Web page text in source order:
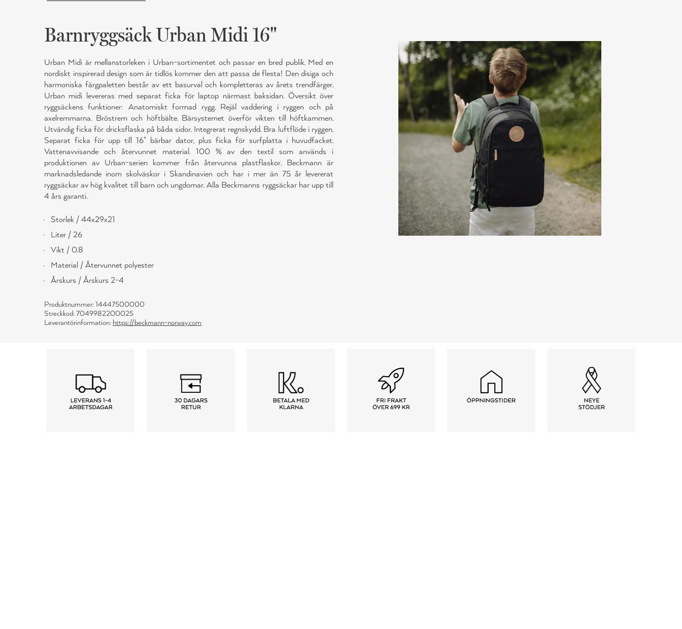
Barnryggsäck Urban Midi 16"
Urban Midi är mellanstorleken i Urban-sortimentet och passar en bred publik. Med en
nordiskt inspirerad design som är tidlös kommer den att passa de flesta! Den disiga och
harmoniska färgpaletten består av ett basurval och kompletteras av årets trendfärger.
Urban midi levereras med separat ficka för laptop närmast baksidan. Översikt över
ryggsäckens funktioner: Anatomiskt formad rygg. Rejäl vaddering i ryggen och på
axelremmarna. Bröstrem och höftbälte. Bärsystemet överför vikten till höftkammen.
Utvändig ficka för dricksflaska på båda sidor. Integrerat regnskydd. Bra luftflöde i ryggen.
Separat ficka för upp till 16" bärbar dator, plus ficka för surfplatta i huvudfacket.
Vattenavvisande och återvunnet material. 100 % av den textil som används i
produktionen av Urban-serien kommer från återvunna plastflaskor. Beckmann är
marknadsledande inom skolväskor i Skandinavien och har i mer än 75 år levererat
ryggsäckar av hög kvalitet till barn och ungdomar. Alla Beckmanns ryggsäckar har upp till
4 års garanti.
Storlek / 44x29x21
Liter / 26
Vikt / 0.8
Material / Återvunnet polyester
Årskurs / Årskurs 2-4
Produktnummer: 14447500000
Streckkod: 7049982200025
Leverantörinformation: https://beckmann-norway.com